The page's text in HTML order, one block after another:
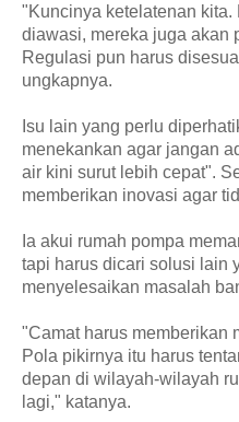
"Kuncinya ketelatenan
diawasi, mereka juga akan
Regulasi pun harus
ungkapnya.
Isu lain yang perlu
menekankan agar jangan
air kini surut lebih cepat".
memberikan inovasi agar
Ia akui rumah pompa
tapi harus dicari solusi lain
menyelesaikan masalah
"Camat harus memberikan
Pola pikirnya itu harus
depan di wilayah-wilayah
lagi," katanya.